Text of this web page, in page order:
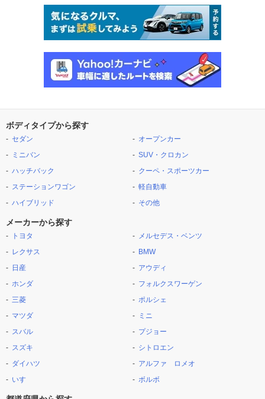
ボディタイプから探す
セダン
ミニバン
ハッチバック
ステーションワゴン
ハイブリッド
オープンカー
SUV・クロカン
クーペ・スポーツカー
軽自動車
その他
メーカーから探す
トヨタ
レクサス
日産
ホンダ
三菱
マツダ
スバル
スズキ
ダイハツ
いすゞ
メルセデス・ベンツ
BMW
アウディ
フォルクスワーゲン
ポルシェ
ミニ
プジョー
シトロエン
アルファ ロメオ
ボルボ